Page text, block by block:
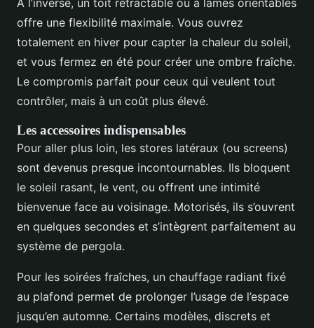
offre une flexibilité maximale. Vous ouvrez
totalement en hiver pour capter la chaleur du soleil,
et vous fermez en été pour créer une ombre fraîche.
Le compromis parfait pour ceux qui veulent tout
contrôler, mais à un coût plus élevé.
Les accessoires indispensables
Pour aller plus loin, les stores latéraux (ou screens)
sont devenus presque incontournables. Ils bloquent
le soleil rasant, le vent, ou offrent une intimité
bienvenue face au voisinage. Motorisés, ils s’ouvrent
en quelques secondes et s’intègrent parfaitement au
système de pergola.
Pour les soirées fraîches, un chauffage radiant fixé
au plafond permet de prolonger l’usage de l’espace
jusqu’en automne. Certains modèles, discrets et